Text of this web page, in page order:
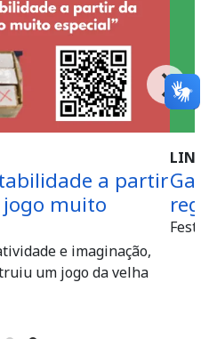
e cultura com
nas aulas de
estudantes dos 3º anos da